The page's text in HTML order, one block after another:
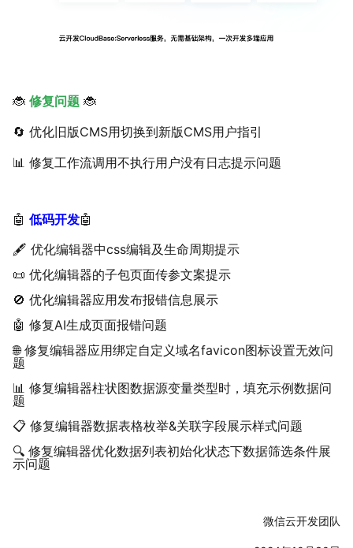
🐞 修复问题 🐞
🔄 优化旧版CMS用切换到新版CMS用户指引
📊 修复工作流调用不执行用户没有日志提示问题
🤖 低码开发🤖
🖋️ 优化编辑器中css编辑及生命周期提示
📜 优化编辑器的子包页面传参文案提示
🚫 优化编辑器应用发布报错信息展示
🤖 修复AI生成页面报错问题
🌐 修复编辑器应用绑定自定义域名favicon图标设置无效问
题
📊 修复编辑器柱状图数据源变量类型时，填充示例数据问
题
📋 修复编辑器数据表格枚举&关联字段展示样式问题
🔍 修复编辑器优化数据列表初始化状态下数据筛选条件展
示问题
微信云开发团队